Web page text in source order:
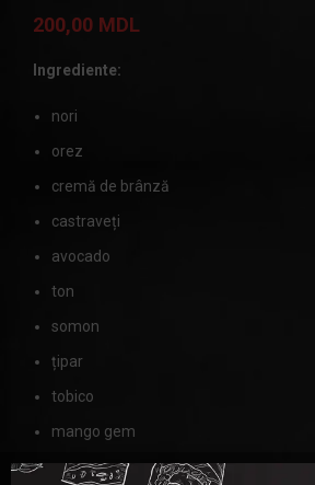
200,00 MDL
Ingrediente:
nori
orez
cremă de brânză
castraveți
avocado
ton
somon
țipar
tobico
mango gem